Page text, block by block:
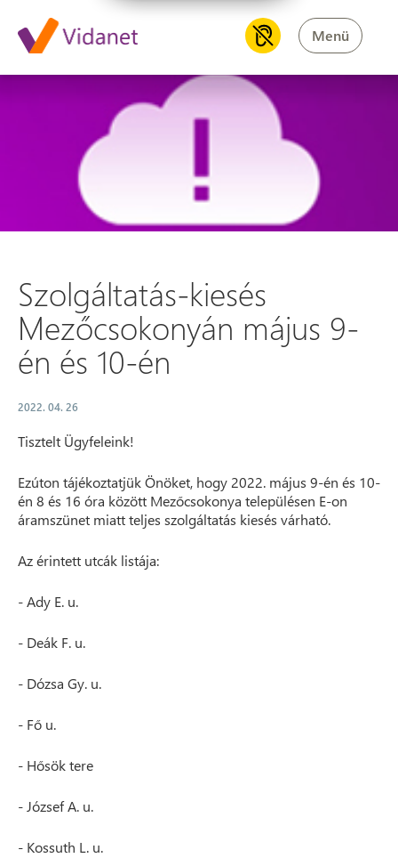
Menü
Szolgáltatás-kiesés
Szolgáltatás-kiesés
Mezőcsokonyán május 9-
én és 10-én
2022. 04. 26
Tisztelt Ügyfeleink!
Ezúton tájékoztatjük Önöket, hogy 2022. május 9-én és 10-
én 8 és 16 óra között Mezőcsokonya településen E-on
áramszünet miatt teljes szolgáltatás kiesés várható.
Az érintett utcák listája:
- Ady E. u.
- Deák F. u.
- Dózsa Gy. u.
- Fő u.
- Hősök tere
- József A. u.
- Kossuth L. u.